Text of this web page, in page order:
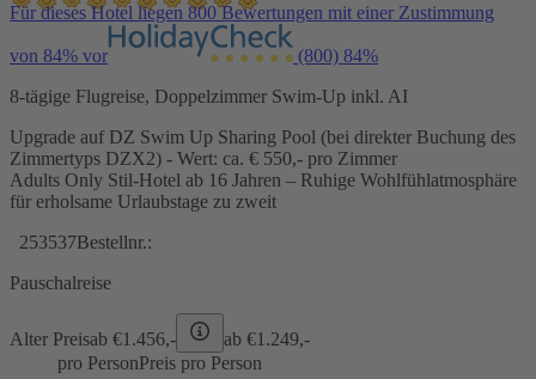
Für dieses Hotel liegen 800 Bewertungen mit einer Zustimmung
von 84% vor (800) 84%
8-tägige Flugreise, Doppelzimmer Swim-Up inkl. AI
Upgrade auf DZ Swim Up Sharing Pool (bei direkter Buchung des
Zimmertyps DZX2) - Wert: ca. € 550,- pro Zimmer
Adults Only Stil-Hotel ab 16 Jahren – Ruhige Wohlfühlatmosphäre
für erholsame Urlaubstage zu zweit
253537Bestellnr.:
Pauschalreise
Alter Preisab €1.456,- ab €1.249,-
pro PersonPreis pro Person